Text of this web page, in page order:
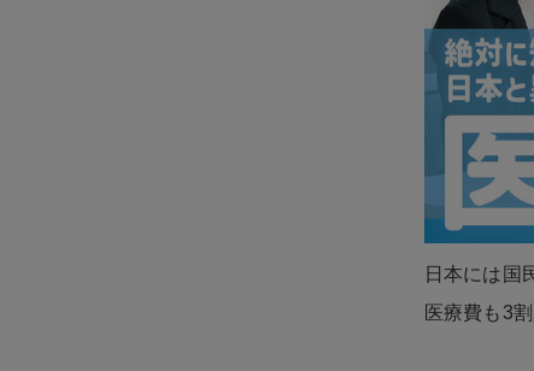
日本には国
医療費も3